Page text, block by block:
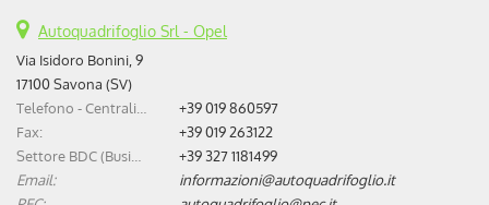
Listino
DCS7 GT
cambio
Sequenziale
alimentazione
benzina/elettrica
Motore
1.598cc / 143kW
Autoquadrifoglio Srl - Opel
Via Isidoro Bonini, 9
17100 Savona (SV)
+39 019 860597
Fax:
+39 019 263122
+39 327 1181499
Email:
informazioni@autoquadrifoglio.it